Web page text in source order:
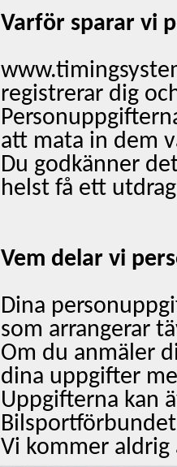
Varför sparar vi
registrerar dig
att mata in dem
Du godkänner
helst få ett
Vem delar vi
Dina
som arrangerar
Om du anmäler
dina uppgifter
Uppgifterna kan
Vi kommer